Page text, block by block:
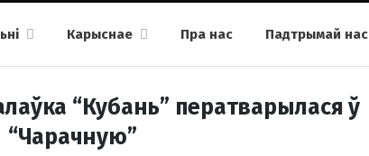
Карыснае Пра нас
Падтрымай нас
“Кубань” ператварылася ў
“Чарачную”